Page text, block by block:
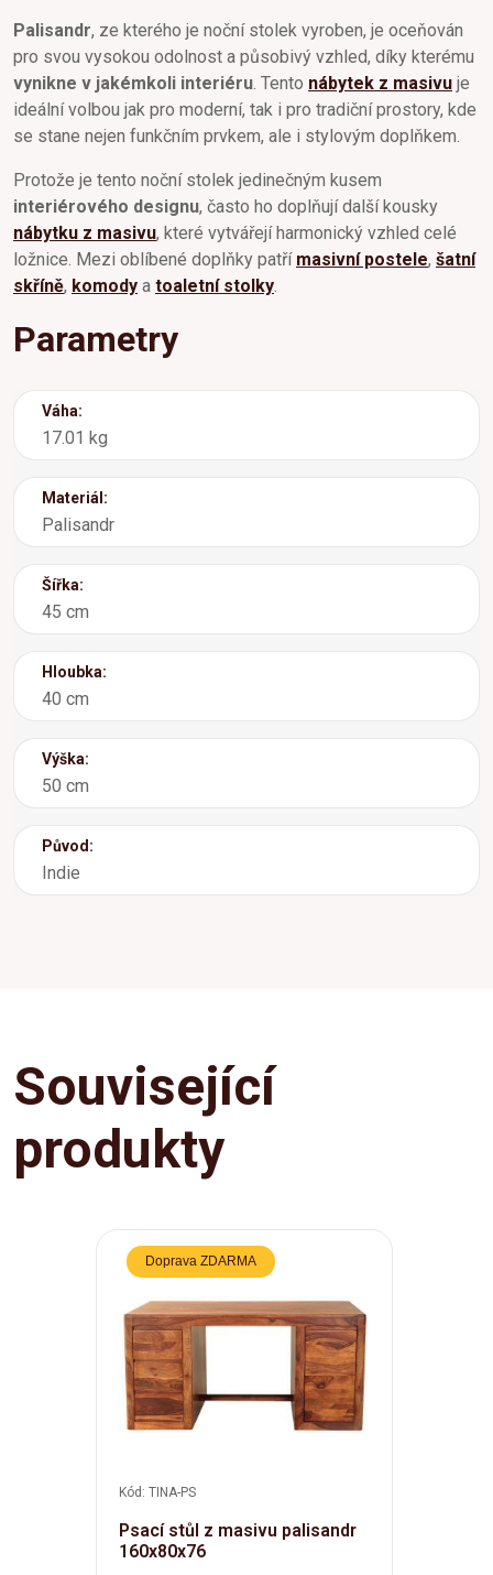
Palisandr, ze kterého je noční stolek vyroben, je oceňován
pro svou vysokou odolnost a působivý vzhled, díky kterému
vynikne v jakémkoli interiéru . Tento nábytek z masivu je
ideální volbou jak pro moderní, tak i pro tradiční prostory, kde
se stane nejen funkčním prvkem, ale i stylovým doplňkem.
Protože je tento noční stolek jedinečným kusem
interiérového designu, často ho doplňují další kousky
nábytku z masivu, které vytvářejí harmonický vzhled celé
ložnice. Mezi oblíbené doplňky patří masivní postele, šatní
skříně, komody a toaletní stolky
Parametry
Váha:
17.01 kg
Materiál:
Palisandr
Šířka:
45 cm
Hloubka:
40 cm
Výška:
50 cm
Původ:
Indie
Související
produkty
Doprava ZDARMA
Kód: TINA-PS
Psací stůl z masivu palisandr
160x80x76